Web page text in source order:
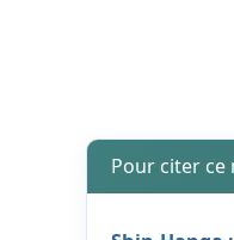
Pour citer ce